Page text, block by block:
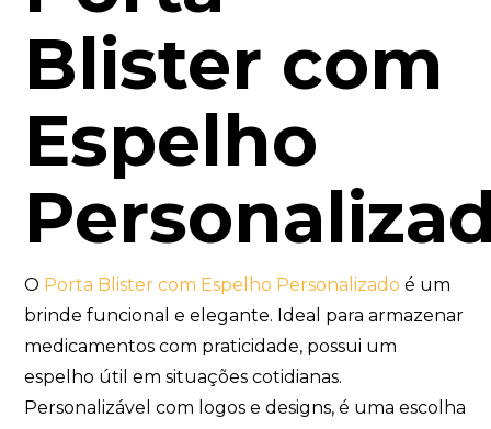
Blister com
Espelho
O Porta Blister com Espelho Personalizado é um
brinde funcional e elegante. Ideal para armazenar
medicamentos com praticidade, possui um
espelho útil em situações cotidianas.
Personalizável com logos e designs, é uma escolha